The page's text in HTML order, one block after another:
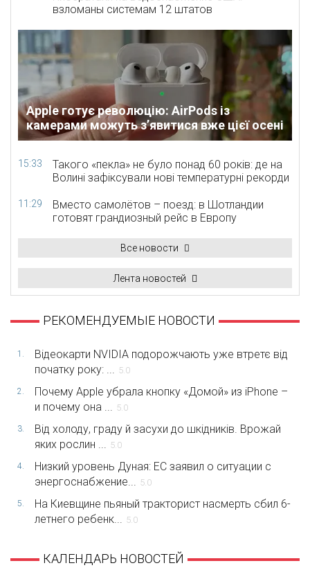
взломаны системам 12 штатов
Apple готує революцію: AirPods із
камерами можуть з’явитися вже цієї осені
15:33
Такого «пекла» не було понад 60 років: де на
Волині зафіксували нові температурні рекорди
11:29
Вместо самолётов – поезд: в Шотландии
готовят грандиозный рейс в Европу
Все новости
Лента новостей
РЕКОМЕНДУЕМЫЕ НОВОСТИ
1.
Відеокарти NVIDIA подорожчають уже втретє від
початку року: ... 5.0
2.
Почему Apple убрала кнопку «Домой» из iPhone –
и почему она ... 5.0
3.
Від холоду, граду й засухи до шкідників. Врожай
яких рослин ... 5.0
4.
Низкий уровень Дуная: ЕС заявил о ситуации с
энергоснабжение... 5.0
5.
На Киевщине пьяный тракторист насмерть сбил 6-
летнего ребенк... 5.0
КАЛЕНДАРЬ НОВОСТЕЙ